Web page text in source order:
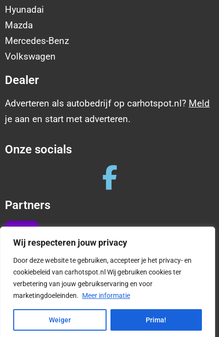
Wij respecteren jouw privacy
Door deze website te gebruiken, accepteer je het privacy- en
cookiebeleid van carhotspot.nl Wij gebruiken cookies ter
verbetering van jouw gebruikservaring en voor
marketingdoeleinden. Meer informatie
Weiger Prima!
Hyunadai
Mazda
Mercedes-Benz
Volkswagen
Dealer
Adverteren als autobedrijf op carhotspot.nl? Meld
je aan en start met adverteren.
Onze socials
Partners
Copyright © 2025 CarHotspot |Privacy en cookies
|Algemene Voorwaarden